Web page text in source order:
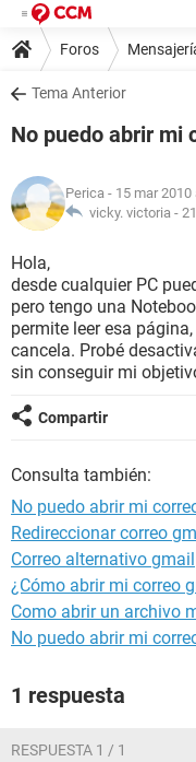
Foros
Tema Anterior
No puedo abrir mi
Perica - 15 mar 2010
vicky. victoria -
Hola,
desde cualquier PC
pero tengo una
permite leer esa
cancela. Probé
sin conseguir mi
Compartir
Consulta también:
No puedo abrir mi
Redireccionar correo
Correo alternativo gmail
¿Cómo abrir mi correo
Como abrir un archivo
No puedo abrir mi
1 respuesta
RESPUESTA 1 / 1